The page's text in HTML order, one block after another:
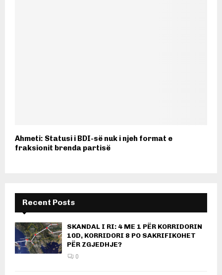
Ahmeti: Statusi i BDI-së nuk i njeh format e
fraksionit brenda partisë
Recent Posts
SKANDAL I RI: 4 ME 1 PËR KORRIDORIN
10D, KORRIDORI 8 PO SAKRIFIKOHET
PËR ZGJEDHJE?
0